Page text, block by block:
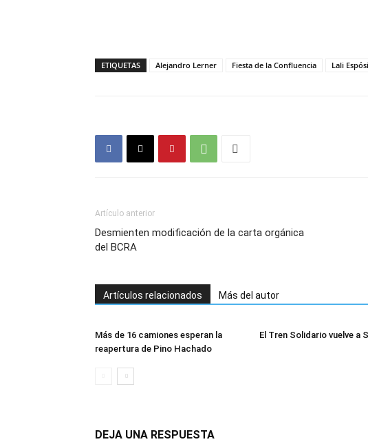
ETIQUETAS Alejandro Lerner Fiesta de la Confluencia Lali
Artículo anterior
Desmienten modificación de la carta orgánica
del BCRA
Artículos relacionados Más del autor
Más de 16 camiones esperan la
reapertura de Pino Hachado
El Tren Solidario vuelve a
DEJA UNA RESPUESTA